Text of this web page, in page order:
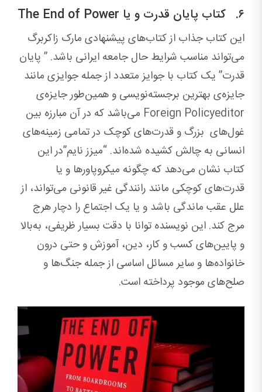
۶. کتاب پایان قدرت و یا The End of Power
این کتاب جذاب از کتاب‌های پیشنهادی مارک زاکربرگ
می‌تواند مناسب شرایط حال جامعه ایرانی باشد. ” پایان
قدرت” یک کتاب با جوایز متعدد از جمله جوایزی مانند
جایزه‌ی بهترین برجسته‌نویسی و همین‌طور جایزه‌ی
Foreign Policyeditor می‌باشد که در آن مبارزه بین
غول‌های بزرگ و قدرت‌های کوچک در تمامی زمینه‌های
انسانی به چالش کشیده شده‌اند. “میزز نایم”در این
کتاب نشان می‌دهد که چگونه میکروپاور‌ها و یا
قدرت‌های کوچکی مانند رانندگی غیر قانونی می‌تواند، از
علل عقب ماندگی باشد و یا یک اجتماع را دچار هرج
مرج کند. این نویسنده توانا با دقت بسیار ظریفی، به‌بالا
و پایین‌های کسب و کار، دین، آموزش و حتی درون
خانواده‌ها و سایر مسائل اساسی از جمله جنگ‌ها و
صلح‌های موجود پرداخته است.